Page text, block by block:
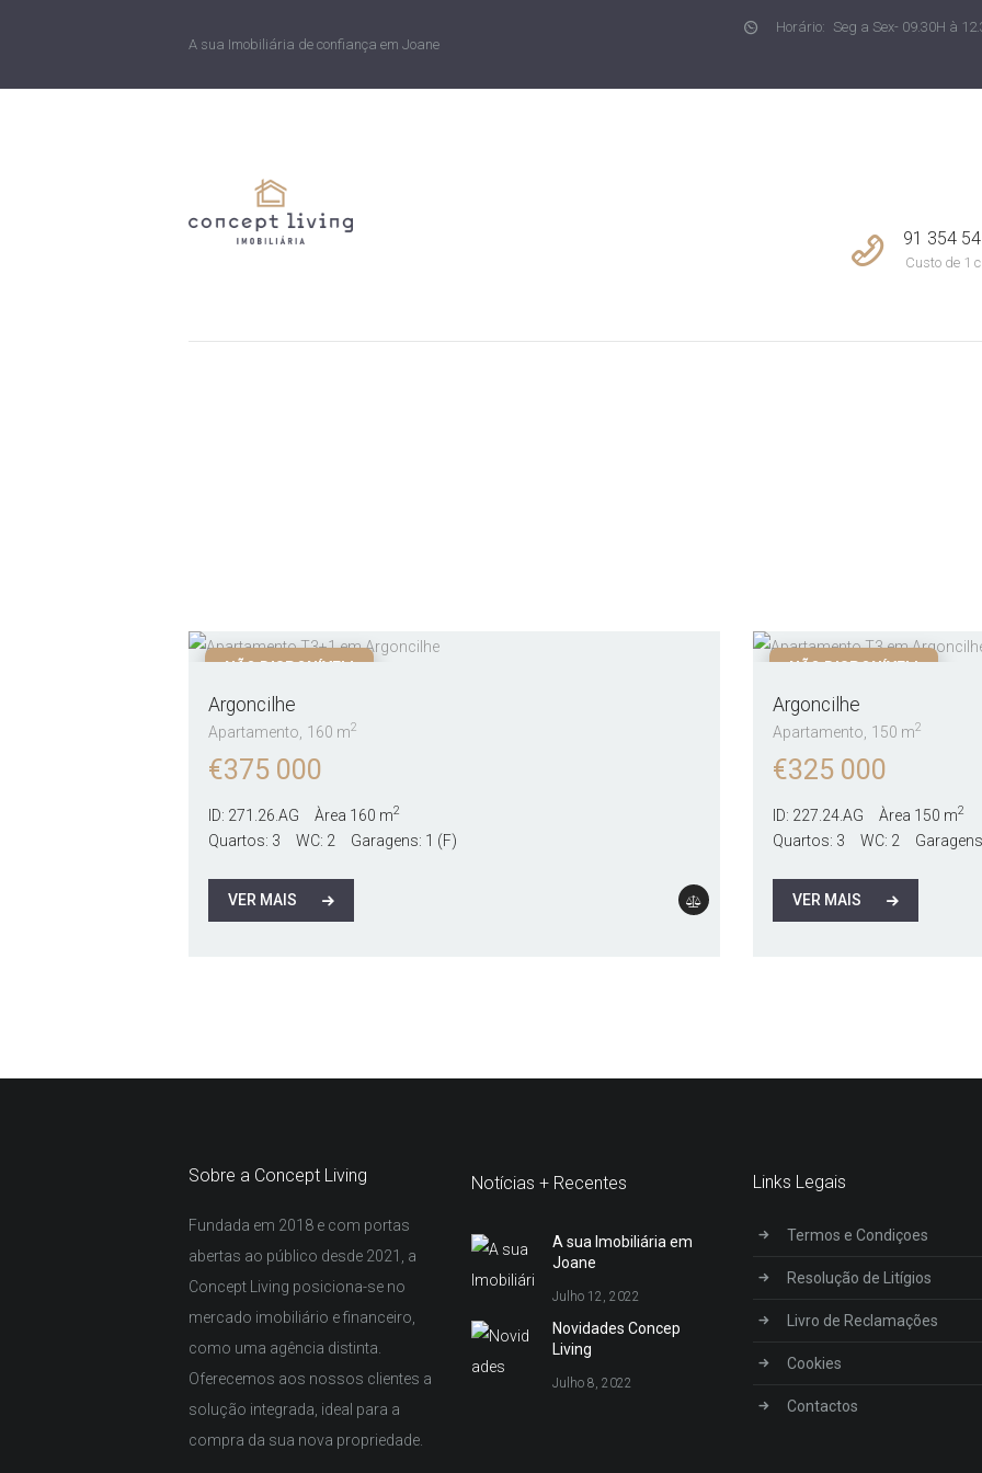
A sua Imobiliária de confiança em Joane
Horário: Seg a Sex- 09.30H à
91 354
Custo de 1
NÃO DISPONÍVEL!
Argoncilhe
Apartamento 160 m2
€375 000
ID: 271.26.AG Àrea 160 m2
Quartos: 3 WC: 2 Garagens: 1 (F)
VER MAIS
NÃO DISPONÍVEL!
Argoncilhe
Apartamento 150 m2
€325 000
ID: 227.24.AG Àrea 150 m2
Quartos: 3 WC: 2
VER MAIS
Sobre a Concept Living
Fundada em 2018 e com portas
abertas ao público desde 2021, a
Concept Living posiciona-se no
mercado imobiliário e financeiro,
como uma agência distinta.
Oferecemos aos nossos clientes a
solução integrada, ideal para a
compra da sua nova propriedade.
Notícias + Recentes
A sua Imobiliária em
Joane
Julho 12, 2022
Novidades Concep
Living
Julho 8, 2022
Links Legais
Termos e Condiçoes
Resolução de Litígios
Livro de Reclamações
Cookies
Contactos